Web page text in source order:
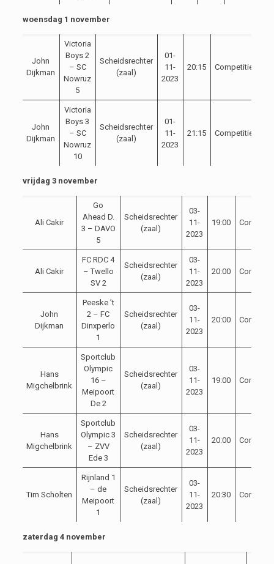
woensdag 1 november
John
Dijkman
Victoria
Boys 2
– SC
Nowruz
5
Scheidsrechter
(zaal)
01-
11-
2023
20:15 Competitie
John
Dijkman
Victoria
Boys 3
– SC
Nowruz
10
Scheidsrechter
(zaal)
01-
11-
2023
21:15 Competitie
vrijdag 3 november
Ali Cakir
Go
Ahead D.
3 – DAVO
5
Scheidsrechter
(zaal)
03-
11-
2023
19:00
Ali Cakir
FC RDC 4
– Twello
SV 2
Scheidsrechter
(zaal)
03-
11-
2023
20:00
John
Dijkman
Peeske ’t
2 – FC
Dinxperlo
1
Scheidsrechter
(zaal)
03-
11-
2023
20:00
Hans
Migchelbrink
Sportclub
Olympic
16 –
Meipoort
De 2
Scheidsrechter
(zaal)
03-
11-
2023
19:00
Hans
Migchelbrink
Sportclub
Olympic 3
– ZVV
Ede 3
Scheidsrechter
(zaal)
03-
11-
2023
20:00
Tim Scholten
Rijnland 1
– de
Meipoort
1
Scheidsrechter
(zaal)
03-
11-
2023
20:30
zaterdag 4 november